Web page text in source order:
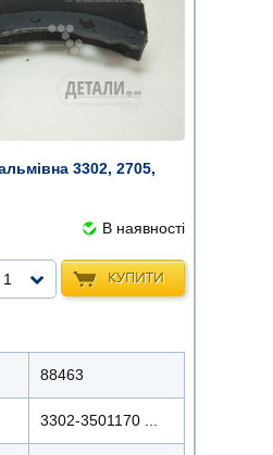
3302, 2705,
В наявності
КУПИТИ
1
88463
3302-3501170 ...